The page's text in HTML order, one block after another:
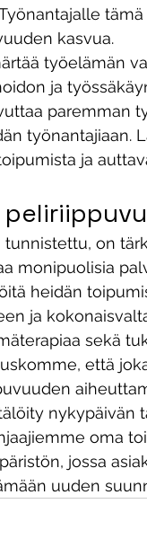
kasvua.
työelämän
ja
paremman
ja
on
monipuolisia
heidän
ja
sekä
että
nykypäivän
oma
jossa
uuden